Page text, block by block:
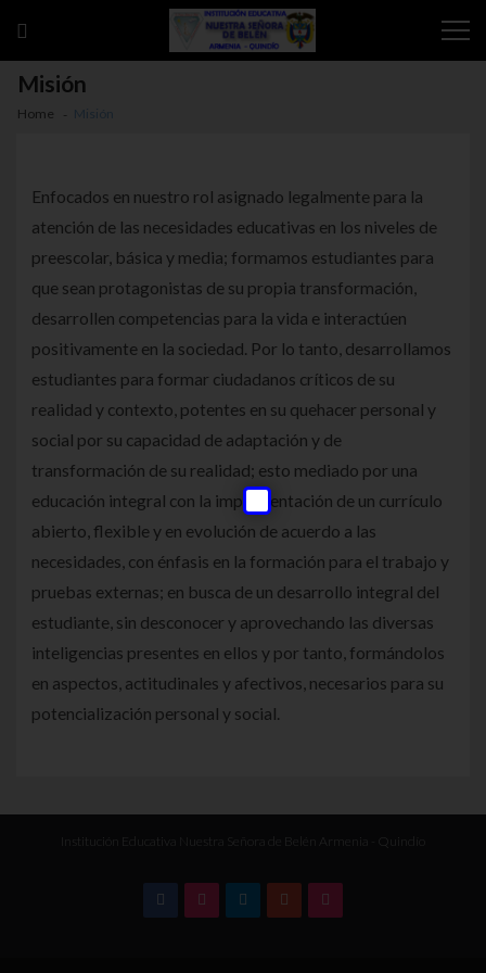
Misión
Home Misión
Enfocados en nuestro rol asignado legalmente para la
atención de las necesidades educativas en los niveles de
preescolar, básica y media; formamos estudiantes para
que sean protagonistas de su propia transformación,
desarrollen competencias para la vida e interactúen
positivamente en la sociedad. Por lo tanto, desarrollamos
estudiantes para formar ciudadanos críticos de su
realidad y contexto, potentes en su quehacer personal y
social por su capacidad de adaptación y de
transformación de su realidad; esto mediado por una
educación integral con la implementación de un currículo
abierto, flexible y en evolución de acuerdo a las
necesidades, con énfasis en la formación para el trabajo y
pruebas externas; en busca de un desarrollo integral del
estudiante, sin desconocer y aprovechando las diversas
inteligencias presentes en ellos y por tanto, formándolos
en aspectos, actitudinales y afectivos, necesarios para su
potencialización personal y social.
Institución Educativa Nuestra Señora de Belén Armenia - Quindío